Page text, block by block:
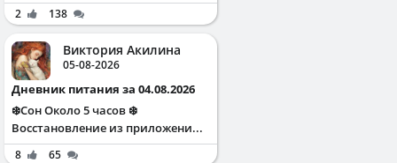
2 138
Виктория Акилина
05-08-2026
Дневник питания за 04.08.2026
❄️Сон Около 5 часов ❄️
Восстановление из приложени...
8 65